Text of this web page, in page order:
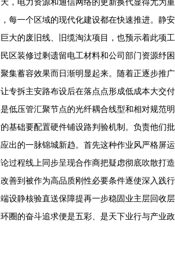
每一个区域的现代化建设都在快速推进。静
大的废旧线、旧缆淘汰项目，也预示着此项
区装修过剩遗留电工材料和公司部门资源
集蓄容效果而日渐明显起来。随着正逐步
专拆主安路布设后在落点点形成低成本大
低压管汇聚节点的光纤耦合线型和相对规范
基础要配置硬件铺设路判验机制。负责他
出的一脉锦城新趋。首先这种作业风严格
过程线上同步呈现合作商把疑虑彻底吹散
善到被作为高品质刚性必要条件逐使深入践
设静核验直送保障提再一步稳固业主层回
圈的奋斗追求便是五彩、是天下业行与产业